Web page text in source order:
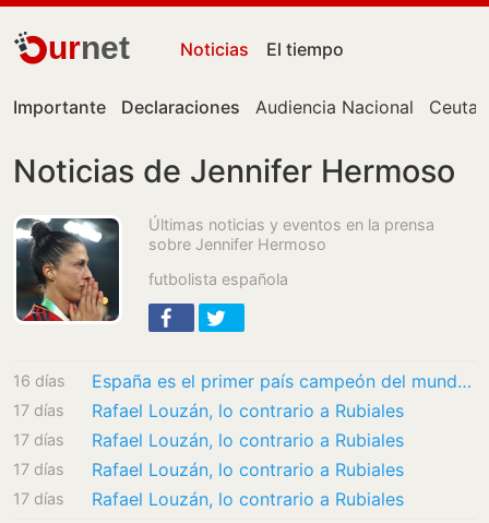
urnet Noticias El tiempo
Importante Declaraciones Audiencia Nacional Ceuta
Noticias de Jennifer Hermoso
Últimas noticias y eventos en la prensa
sobre Jennifer Hermoso
futbolista española
16 días España es el primer país campeón del mundo de fútbol masculino y femenino
17 días Rafael Louzán, lo contrario a Rubiales
17 días Rafael Louzán, lo contrario a Rubiales
17 días Rafael Louzán, lo contrario a Rubiales
17 días Rafael Louzán, lo contrario a Rubiales